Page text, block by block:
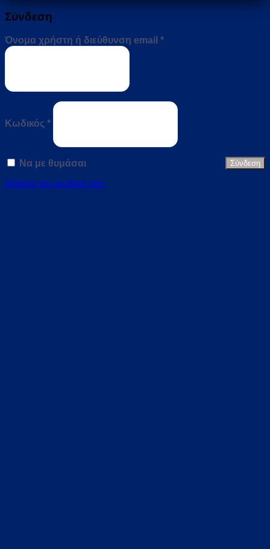
Σύνδεση
Όνομα χρήστη ή διεύθυνση email *Απαιτείται
Κωδικός *
Απαιτείται
Να με θυμάσαι Σύνδεση
Χάσατε τον κωδικό σας;